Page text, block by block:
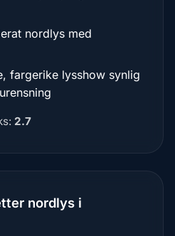
nordlys med
fargerike lysshow synlig
2.7
nordlys i